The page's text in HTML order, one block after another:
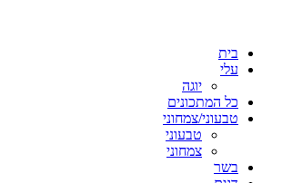
בית
עלי
יוגה
כל המתכונים
טבעוני/צמחוני
טבעוני
צמחוני
בשר